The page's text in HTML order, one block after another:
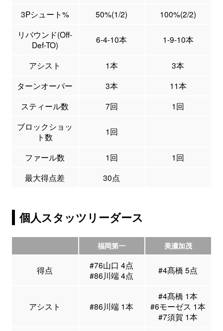
3Pシュート%
50%(1/2)
100%(2/2)
リバウンド(Off-
Def-TO)
6-4-10本 1-9-10本
アシスト 1本
3本
ターンオーバー
3本
11本
スティール数
7回
1回
ブロックショッ
ト数
1回
ファール数 1回
1回
最大得点差
30点
個人スタッツリーダース
福岡第一 美濃加茂
得点
#76山口 4点
#86川端 4点
#4髙橋 5点
アシスト #86川端 1本
#4髙橋 1本
#6モーゼス 1本
#7須賀 1本